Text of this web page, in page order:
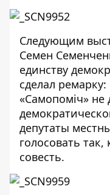
Следующим
Семен
единству
сделал
«Самопоміч» не
депутаты
голосовать
совесть.